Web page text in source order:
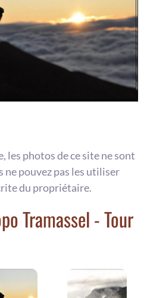
photos de ce site ne sont
ne pouvez pas les utiliser
du propriétaire.
Tramassel - Tour